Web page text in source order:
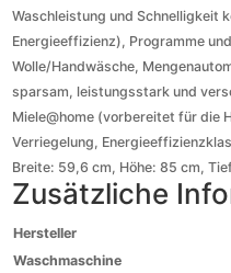
Waschleistung und Schnelligkeit
Energieeffizienz), Programme
Wolle/Handwäsche,
sparsam, leistungsstark und
Miele@home (vorbereitet für die
Verriegelung,
Breite: 59,6 cm, Höhe: 85 cm,
Zusätzliche
Hersteller
Waschmaschine